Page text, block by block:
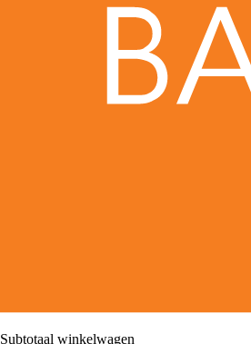
Subtotaal winkelwagen